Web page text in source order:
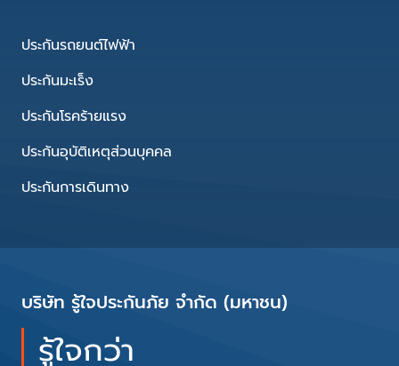
ประกันรถยนต์ไฟฟ้า
ประกันมะเร็ง
ประกันโรคร้ายแรง
ประกันอุบัติเหตุส่วนบุคคล
ประกันการเดินทาง
บริษัท รู้ใจประกันภัย จำกัด (มหาชน)
รู้ใจกว่า